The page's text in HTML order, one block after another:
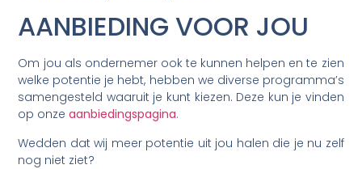
AANBIEDING VOOR JOU
Om jou als ondernemer ook te kunnen helpen en te zien
welke potentie je hebt, hebben we diverse programma’s
samengesteld waaruit je kunt kiezen. Deze kun je vinden
op onzeaanbiedingspagina.
Wedden dat wij meer potentie uit jou halen die je nu zelf
nog niet ziet?